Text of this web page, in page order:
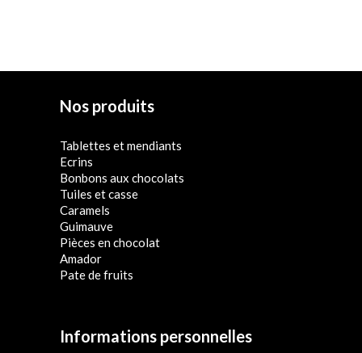
Nos produits
Tablettes et mendiants
Ecrins
Bonbons aux chocolats
Tuiles et casse
Caramels
Guimauve
Pièces en chocolat
Amador
Pate de fruits
Informations personnelles